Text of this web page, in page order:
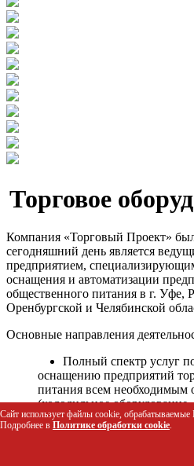
Торговое
Компания «Торговый Проект»
сегодняшний день является
предприятием,
оснащения и автоматизации
общественного питания в г. Уфе,
Оренбургской и Челябинской
Основные направления
Полный спектр услуг
оснащению предприятий
питания всем необходимым
(холодильное оборудование,
оборудование, стеллажное
Автоматизация
Сайт использует файлы cookie,
Подробнее в Политике обработки cookie.